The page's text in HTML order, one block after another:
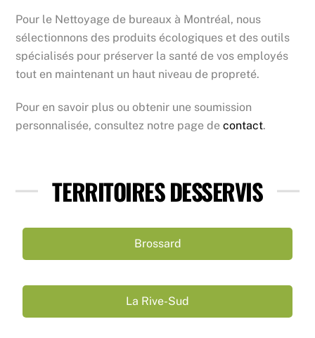
Pour le Nettoyage de bureaux à Montréal, nous
sélectionnons des produits écologiques et des outils
spécialisés pour préserver la santé de vos employés
tout en maintenant un haut niveau de propreté.
Pour en savoir plus ou obtenir une soumission
personnalisée, consultez notre page decontact.
TERRITOIRES DESSERVIS
Brossard
La Rive-Sud